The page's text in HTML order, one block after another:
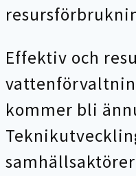
Effektiv och
kommer bli